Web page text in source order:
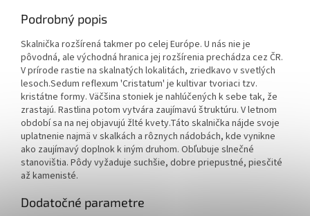
Podrobný popis
Skalnička rozšírená takmer po celej Európe. U nás nie je
pôvodná, ale východná hranica jej rozšírenia prechádza cez ČR.
V prírode rastie na skalnatých lokalitách, zriedkavo v svetlých
lesoch.Sedum reflexum 'Cristatum' je kultivar tvoriaci tzv.
kristátne formy. Väčšina stoniek je nahlúčených k sebe tak, že
zrastajú. Rastlina potom vytvára zaujímavú štruktúru. V letnom
období sa na nej objavujú žlté kvety.Táto skalnička nájde svoje
uplatnenie najmä v skalkách a rôznych nádobách, kde vynikne
ako zaujímavý doplnok k iným druhom. Obľubuje slnečné
stanovištia. Pôdy vyžaduje suchšie, dobre priepustné, piesčité
až kamenisté.
Dodatočné parametre